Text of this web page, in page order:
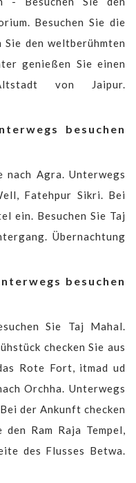
Besuchen Sie die
den weltberühmten
genießen Sie einen
von Jaipur.
besuchen
nach Agra. Unterwegs
Fatehpur Sikri. Bei
ein. Besuchen Sie Taj
Übernachtung
besuchen
Sie Taj Mahal.
checken Sie aus
Rote Fort, itmad ud
Orchha. Unterwegs
der Ankunft checken
Ram Raja Tempel,
des Flusses Betwa.